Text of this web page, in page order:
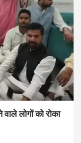
लोगों को रोका